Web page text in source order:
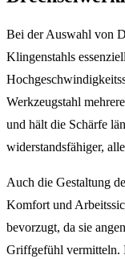
Bei der Auswahl von
Klingenstahls
Werkzeugstahl
und hält die Schärfe
widerstandsfähiger,
Auch die Gestaltung
Komfort und
bevorzugt, da sie
Griffgefühl vermitteln.